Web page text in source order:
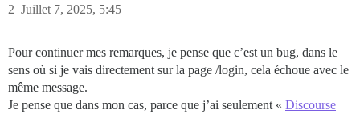
Juillet 7, 2025, 5:45
2
Pour continuer mes remarques, je pense que c’est un bug, dans le
sens où si je vais directement sur la page /login, cela échoue avec le
même message.
Je pense que dans mon cas, parce que j’ai seulement « Discourse